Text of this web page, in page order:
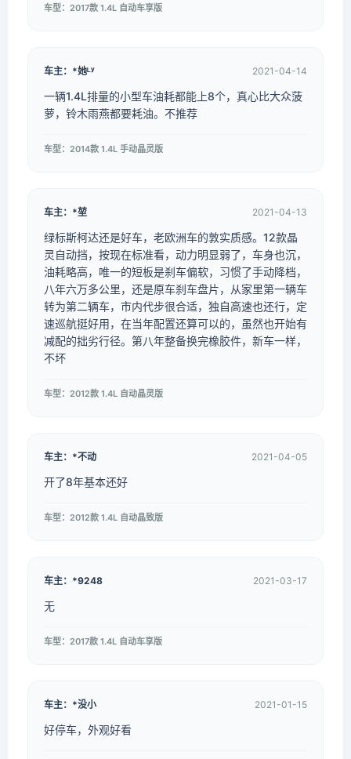
车型：2017款 1.4L 自动车享版
车主：*她ᴸʸ 2021-04-14
一辆1.4L排量的小型车油耗都能上8个，真心比大众菠
萝，铃木雨燕都要耗油。不推荐
车型：2014款 1.4L 手动晶灵版
车主：*堃 2021-04-13
绿标斯柯达还是好车，老欧洲车的敦实质感。12款晶
灵自动挡，按现在标准看，动力明显弱了，车身也沉，
油耗略高，唯一的短板是刹车偏软，习惯了手动降档，
八年六万多公里，还是原车刹车盘片，从家里第一辆车
转为第二辆车，市内代步很合适，独自高速也还行，定
速巡航挺好用，在当年配置还算可以的，虽然也开始有
减配的拙劣行径。第八年整备换完橡胶件，新车一样，
不坏
车型：2012款 1.4L 自动晶灵版
车主：*不动 2021-04-05
开了8年基本还好
车型：2012款 1.4L 自动晶致版
车主：*9248 2021-03-17
无
车型：2017款 1.4L 自动车享版
车主：*没小 2021-01-15
好停车，外观好看